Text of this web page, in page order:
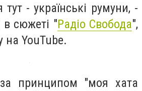
- українські румуни, -
в сюжеті "Радіо Свобода",
на YouTube.
принципом "моя хата